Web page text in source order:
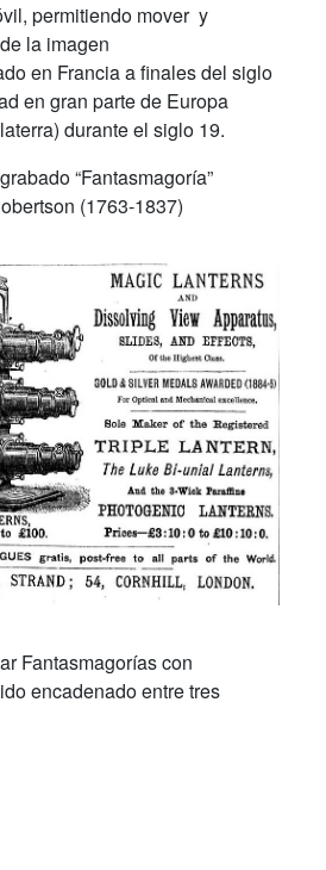
permitiendo mover y
la imagen
en Francia a finales del siglo
en gran parte de Europa
durante el siglo 19.
“Fantasmagoría”
(1763-1837)
Fantasmagorías con
encadenado entre tres